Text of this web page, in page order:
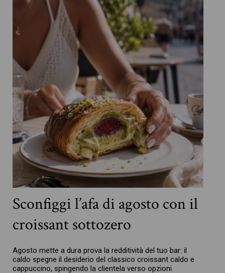
Sconfiggi l’afa di agosto con il
croissant sottozero
Agosto mette a dura prova la redditività del tuo bar: il
caldo spegne il desiderio del classico croissant caldo e
cappuccino, spingendo la clientela verso opzioni